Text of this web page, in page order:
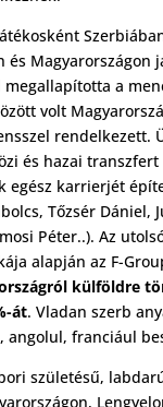
és Magyarországon
megallapította a
volt
rendelkezett.
és hazai
egész karrierjét
Tőzsér Dániel,
Péter..). Az
alapján az F-
külföldre
át. Vladan szerb
angolul, franciául
születésű,